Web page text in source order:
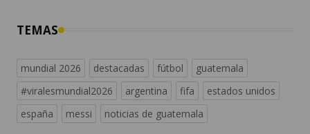
TEMAS
mundial 2026 destacadas fútbol
guatemala
#viralesmundial2026
argentina fifa
estados unidos
españa
messi noticias de guatemala